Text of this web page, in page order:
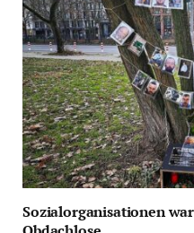
Sozialorganisationen